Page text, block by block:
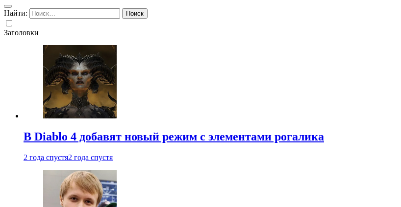
Найти:
Заголовки
В Diablo 4 добавят новый режим с элементами рогалика
2 года спустя2 года спустя